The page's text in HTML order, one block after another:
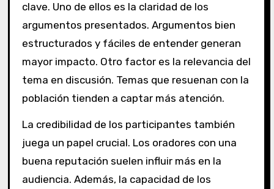
clave. Uno de ellos es la claridad de los
argumentos presentados. Argumentos bien
estructurados y fáciles de entender generan
mayor impacto. Otro factor es la relevancia del
tema en discusión. Temas que resuenan con la
población tienden a captar más atención.
La credibilidad de los participantes también
juega un papel crucial. Los oradores con una
buena reputación suelen influir más en la
audiencia. Además, la capacidad de los